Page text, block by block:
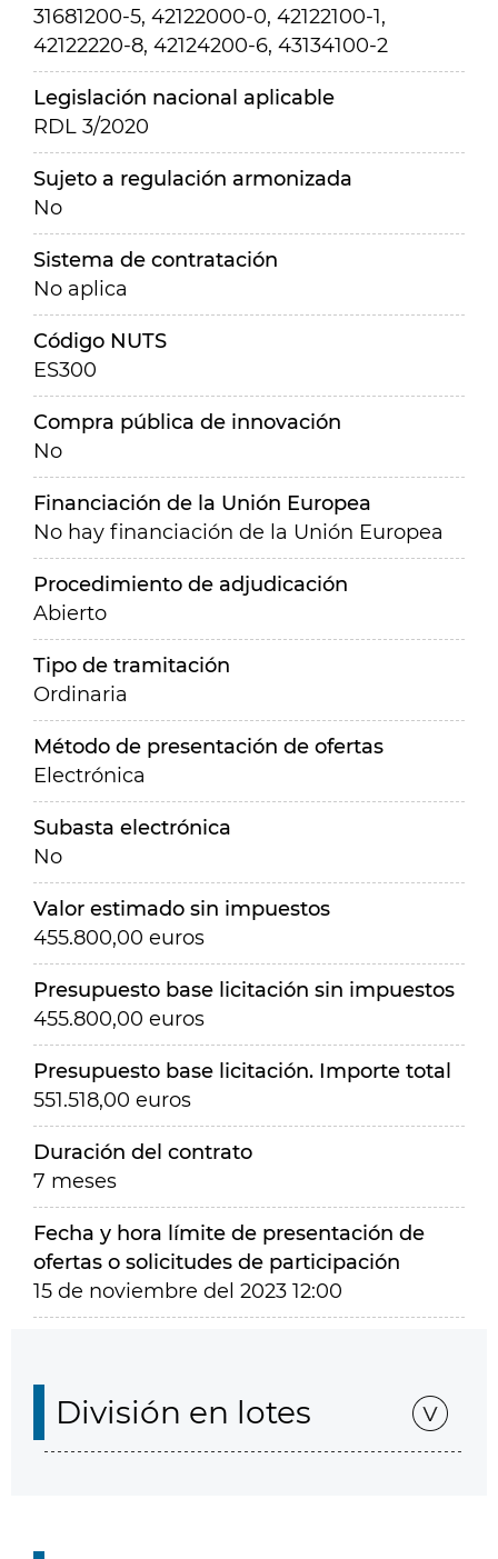
31681200-5, 42122000-0, 42122100-1,
42122220-8, 42124200-6, 43134100-2
Legislación nacional aplicable
RDL 3/2020
Sujeto a regulación armonizada
No
Sistema de contratación
No aplica
Código NUTS
ES300
Compra pública de innovación
No
Financiación de la Unión Europea
No hay financiación de la Unión Europea
Procedimiento de adjudicación
Abierto
Tipo de tramitación
Ordinaria
Método de presentación de ofertas
Electrónica
Subasta electrónica
No
Valor estimado sin impuestos
455.800,00 euros
Presupuesto base licitación sin impuestos
455.800,00 euros
Presupuesto base licitación. Importe total
551.518,00 euros
Duración del contrato
7 meses
Fecha y hora límite de presentación de
ofertas o solicitudes de participación
15 de noviembre del 2023 12:00
División en lotes